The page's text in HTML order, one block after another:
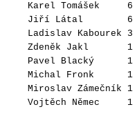
Karel Tomášek 6
Jiří Látal 6
Ladislav Kabourek 3
Zdeněk Jakl 1
Pavel Blacký 1
Michal Fronk 1
Miroslav Zámečník 1
Vojtěch Němec 1